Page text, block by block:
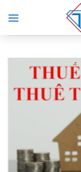
content